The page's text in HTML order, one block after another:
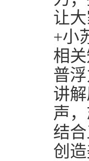
让
+小
相
普
讲
声
结
创